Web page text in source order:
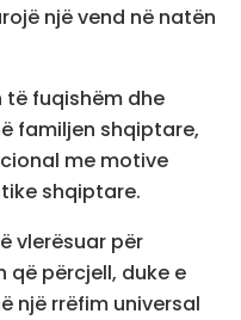
një vend në natën
të fuqishëm dhe
familjen shqiptare,
me motive
shqiptare.
vlerësuar për
që përcjell, duke e
një rrëfim universal